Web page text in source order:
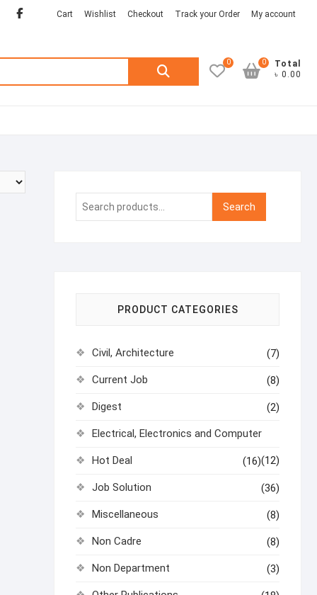
Facebook
twitter
Cart Wishlist Checkout Track your Order My account
Search
0
Total
৳ 0.00
0
Search
Search
PRODUCT CATEGORIES
Civil, Architecture (7)
Current Job (8)
Digest (2)
Electrical, Electronics and Computer
(12)
Hot Deal (16)
Job Solution (36)
Miscellaneous (8)
Non Cadre (8)
Non Department (3)